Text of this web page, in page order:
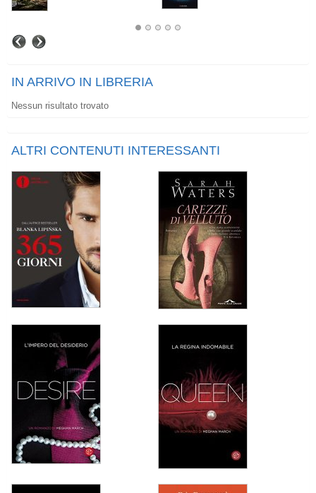
IN ARRIVO IN LIBRERIA
Nessun risultato trovato
ALTRI CONTENUTI INTERESSANTI